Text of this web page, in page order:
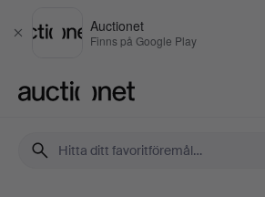
Stäng
Auctionet
Finns på Google Play